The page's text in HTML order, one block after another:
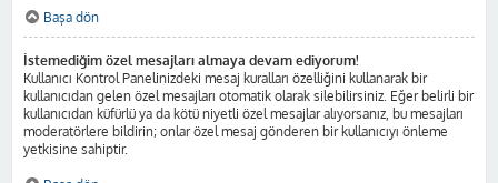
Başa dön
İstemediğim özel mesajları almaya devam ediyorum!
Kullanıcı Kontrol Panelinizdeki mesaj kuralları özelliğini kullanarak bir
kullanıcıdan gelen özel mesajları otomatik olarak silebilirsiniz. Eğer belirli bir
kullanıcıdan küfürlü ya da kötü niyetli özel mesajlar alıyorsanız, bu mesajları
moderatörlere bildirin; onlar özel mesaj gönderen bir kullanıcıyı önleme
yetkisine sahiptir.